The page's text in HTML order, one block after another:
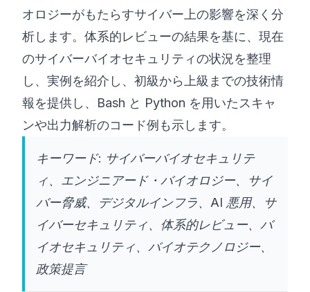
オロジーがもたらすサイバー上の影響を深く分
析します。体系的レビューの結果を基に、現在
のサイバーバイオセキュリティの状況を整理
し、実例を紹介し、初級から上級までの技術情
報を提供し、Bash と Python を用いたスキャ
ンや出力解析のコード例も示します。
キーワード: サイバーバイオセキュリテ
ィ、エンジニアード・バイオロジー、サイ
バー脅威、デジタルインフラ、AI 悪用、サ
イバーセキュリティ、体系的レビュー、バ
イオセキュリティ、バイオテクノロジー、
政策提言